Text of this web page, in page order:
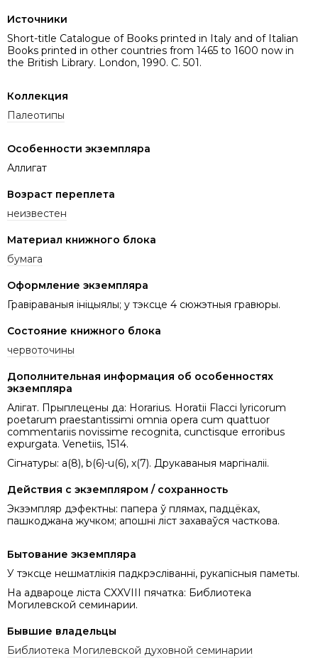
Источники
Short-title Catalogue of Books printed in Italy and of Italian
Books printed in other countries from 1465 to 1600 now in
the British Library. London, 1990. C. 501.
Коллекция
Палеотипы
Особенности экземпляра
Аллигат
Возраст переплета
неизвестен
Материал книжного блока
бумага
Оформление экземпляра
Гравіраваныя ініцыялы; у тэксце 4 сюжэтныя гравюры.
Состояние книжного блока
червоточины
Дополнительная информация об особенностях
экземпляра
Алігат. Прыплецены да: Horarius. Horatii Flacci lyricorum
poetarum praestantissimi omnia opera cum quattuor
commentariis novissime recognita, cunctisque erroribus
expurgata. Venetiis, 1514.
Сігнатуры: a(8), b(6)-u(6), x(7). Друкаваныя маргіналіі.
Действия с экземпляром / сохранность
Экзэмпляр дэфектны: папера ў плямах, падцёках,
пашкоджана жучком; апошні ліст захаваўся часткова.
Бытование экземпляра
У тэксце нешматлікія падкрэсліванні, рукапісныя паметы.
На адвароце ліста CXXVIII пячатка: Библиотека
Могилевской семинарии.
Бывшие владельцы
Библиотека Могилевской духовной семинарии